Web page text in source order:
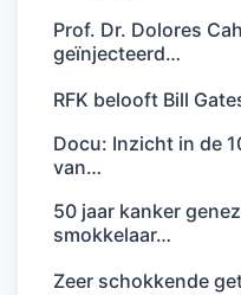
Prof. Dr. Dolores
geïnjecteerd…
RFK belooft Bill
Docu: Inzicht in de
van…
50 jaar kanker
smokkelaar…
Zeer schokkende